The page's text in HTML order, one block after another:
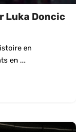
Luka Doncic
en
en ...